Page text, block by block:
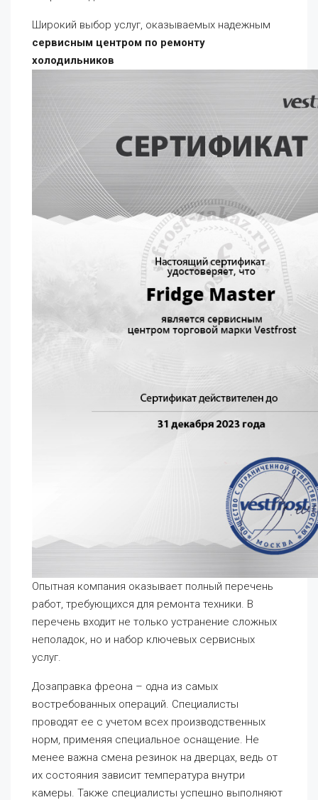
Широкий выбор услуг, оказываемых надежным
сервисным центром по ремонту
холодильников
Опытная компания оказывает полный перечень
работ, требующихся для ремонта техники. В
перечень входит не только устранение сложных
неполадок, но и набор ключевых сервисных
услуг.
Дозаправка фреона – одна из самых
востребованных операций. Специалисты
проводят ее с учетом всех производственных
норм, применяя специальное оснащение. Не
менее важна смена резинок на дверцах, ведь от
их состояния зависит температура внутри
камеры. Также специалисты успешно выполняют